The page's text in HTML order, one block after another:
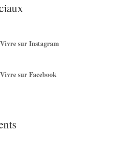
sur Instagram
sur Facebook